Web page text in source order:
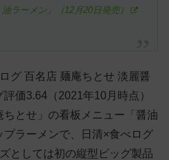
油ラーメン」（12月20日発売）
グ 百名店 麺庵ちとせ 淡麗醤
価3.64（2021年10月時点）
とせ」の看板メニュー「醤油
ラーメンで、日清×食べログ
としては初の縦型ビッグ製品